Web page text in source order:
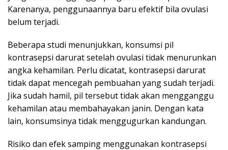
Karenanya, penggunaannya baru efektif bila ovulasi
belum terjadi.
Beberapa studi menunjukkan, konsumsi pil
kontrasepsi darurat setelah ovulasi tidak menurunkan
angka kehamilan. Perlu dicatat, kontrasepsi darurat
tidak dapat mencegah pembuahan yang sudah terjadi.
Jika sudah hamil, pil tersebut tidak akan mengganggu
kehamilan atau membahayakan janin. Dengan kata
lain, konsumsinya tidak menggugurkan kandungan.
Risiko dan efek samping menggunakan kontrasepsi